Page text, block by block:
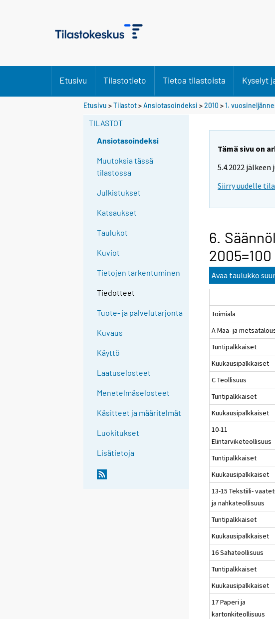
Etusivu Tilastotieto Tietoa tilastoista Kyselyt
Etusivu >Tilastot>Ansiotasoindeksi >2010 >1.
TILASTOT
Ansiotasoindeksi
Muutoksia tässä
tilastossa
Julkistukset
Katsaukset
Taulukot
Kuviot
Tietojen tarkentuminen
Tiedotteet
Tuote- ja palvelutarjonta
Kuvaus
Käyttö
Laatuselosteet
Menetelmäselosteet
Käsitteet ja määritelmät
Luokitukset
Lisätietoja
Tämä sivu on
5.4.2022
Siirry uudelle
6.
Avaa taulukko
Toimiala
A Maa- ja
Tuntipalkkaiset
Kuukausipalkkaiset
C Teollisuus
Tuntipalkkaiset
Kuukausipalkkaiset
10-11
Elintarviketeollisuus
Tuntipalkkaiset
Kuukausipalkkaiset
13-15 Tekstiili-
ja nahkateollisuus
Tuntipalkkaiset
Kuukausipalkkaiset
16 Sahateollisuus
Tuntipalkkaiset
Kuukausipalkkaiset
17 Paperi ja
kartonkiteollisuus